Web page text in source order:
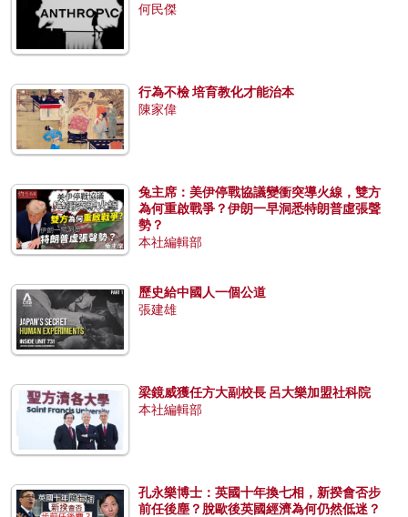
何民傑
行為不檢 培育教化才能治本
陳家偉
兔主席：美伊停戰協議變衝突導火線，雙方
為何重啟戰爭？伊朗一早洞悉特朗普虛張聲
勢？
本社編輯部
歷史給中國人一個公道
張建雄
梁鏡威獲任方大副校長 呂大樂加盟社科院
本社編輯部
孔永樂博士：英國十年換七相，新揆會否步
前任後塵？脫歐後英國經濟為何仍然低迷？